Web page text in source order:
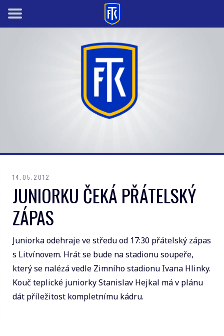
14.05.2012
JUNIORKU ČEKÁ PŘÁTELSKÝ
ZÁPAS
Juniorka odehraje ve středu od 17:30 přátelský zápas
s Litvínovem. Hrát se bude na stadionu soupeře,
který se nalézá vedle Zimního stadionu Ivana Hlinky.
Kouč teplické juniorky Stanislav Hejkal má v plánu
dát příležitost kompletnímu kádru.